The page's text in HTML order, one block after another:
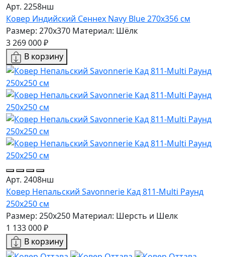
Арт. 2258нш
Ковер Индийский Сеннех Navy Blue 270x356 см
Размер: 270x370 Материал: Шёлк
3 269 000 ₽
В корзину
Арт. 2408нш
Ковер Непальский Savonnerie Кад 811-Multi Раунд
250x250 см
Размер: 250x250 Материал: Шерсть и Шелк
1 133 000 ₽
В корзину